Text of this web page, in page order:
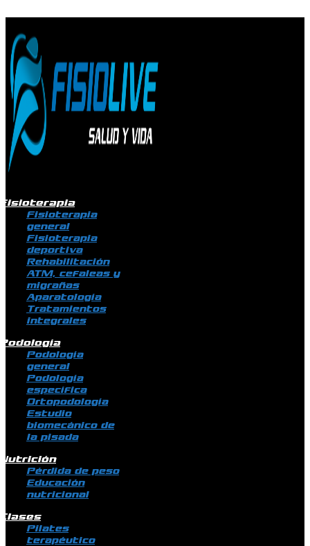
Fisioterapia
general
Fisioterapia
deportiva
Rehabilitación
ATM, cefaleas y
migrañas
Aparatología
Tratamientos
integrales
Podología
general
Podología
específica
Ortopodología
Estudio
biomecánico de
la pisada
Pérdida de peso
Educación
nutricional
Pilates
terapéutico